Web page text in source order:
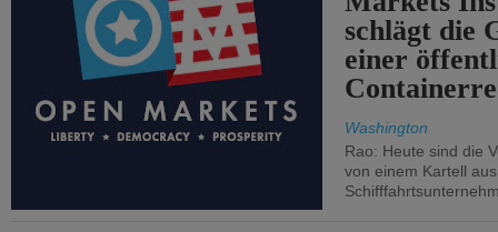
schlägt die
einer
Washington
Rao: Heute sind die
von einem Kartell